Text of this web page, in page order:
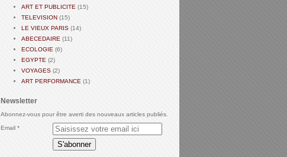
ART ET PUBLICITE (15)
TELEVISION (15)
LE VIEUX PARIS (14)
ABECEDAIRE (11)
ECOLOGIE (6)
EGYPTE (2)
VOYAGES (2)
ART PERFORMANCE (1)
Newsletter
Abonnez-vous pour être averti des nouveaux articles publiés.
Email